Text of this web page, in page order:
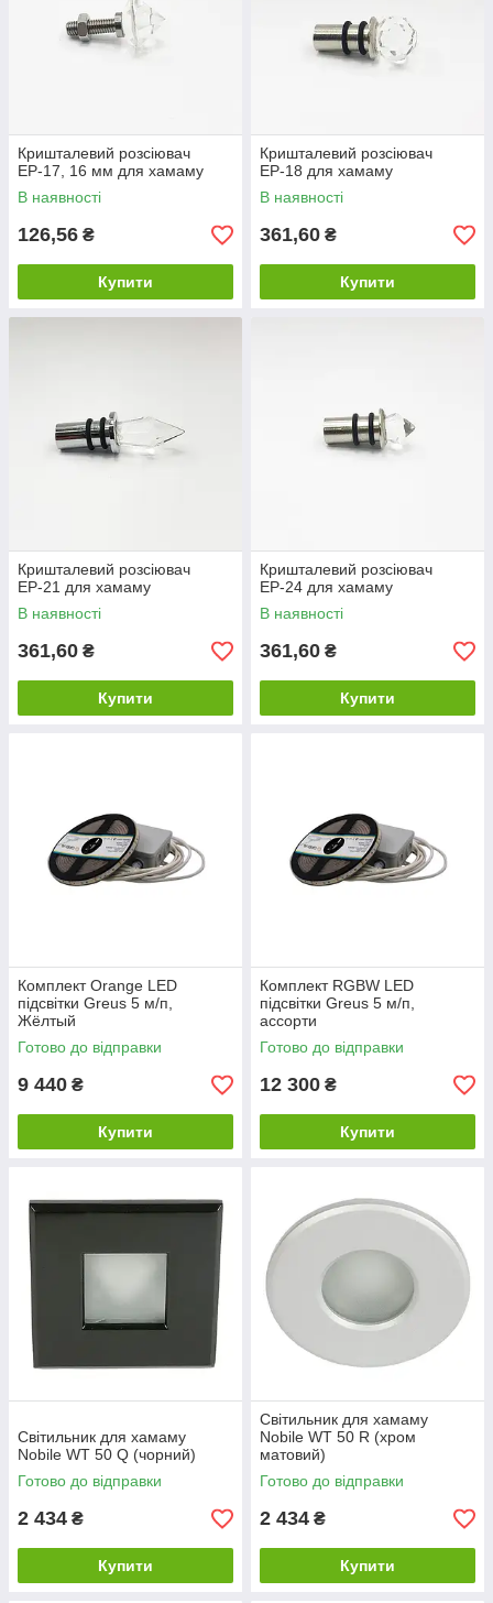
Кришталевий розсіювач
ЕР-17, 16 мм для хамаму
В наявності
126,56 ₴
Купити
Кришталевий розсіювач
ЕР-18 для хамаму
В наявності
361,60 ₴
Купити
Кришталевий розсіювач
ЕР-21 для хамаму
В наявності
361,60 ₴
Купити
Кришталевий розсіювач
ЕР-24 для хамаму
В наявності
361,60 ₴
Купити
Комплект Orange LED
підсвітки Greus 5 м/п,
Жёлтый
Готово до відправки
9 440 ₴
Купити
Комплект RGBW LED
підсвітки Greus 5 м/п,
ассорти
Готово до відправки
12 300 ₴
Купити
Світильник для хамаму
Nobile WT 50 Q (чорний)
Готово до відправки
2 434 ₴
Купити
Світильник для хамаму
Nobile WT 50 R (хром
матовий)
Готово до відправки
2 434 ₴
Купити